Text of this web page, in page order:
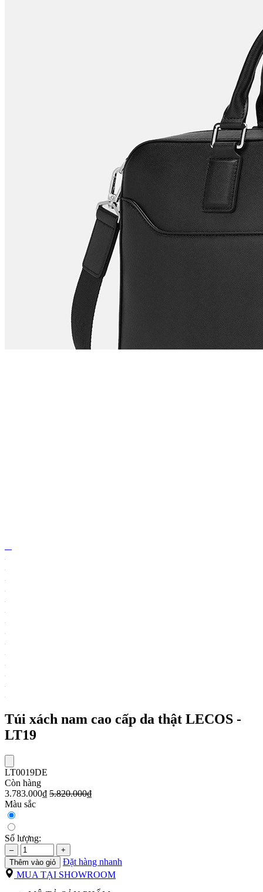
Túi xách nam cao cấp da thật LECOS -
LT19
LT0019DE
Còn hàng
3.783.000₫ 5.820.000₫
Màu sắc
Số lượng:
–
+
Thêm vào giỏ
Đặt hàng nhanh
MUA TẠI SHOWROOM